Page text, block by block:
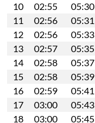
10
02:55 05:30
11
02:56 05:31
12
02:56 05:33
13
02:57 05:35
14
02:58 05:37
15
02:58 05:39
16
02:59 05:41
17
03:00 05:43
18
03:00 05:45